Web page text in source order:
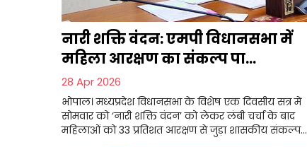
नारी शक्ति वंदन: एमपी विधानसभा में
महिला आरक्षण का संकल्प पा...
28 Apr 2026
भोपाल। मध्यप्रदेश विधानसभा के विशेष एक दिवसीय सत्र में
सोमवार को ‘नारी शक्ति वंदन’ को लेकर लंबी चर्चा के बाद
महिलाओं को 33 प्रतिशत आरक्षण से जुड़ा शासकीय संकल्प...